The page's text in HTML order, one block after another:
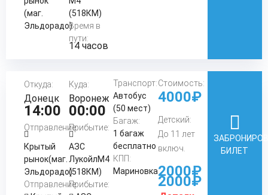
(маг.
Эльдорадо)
(518КМ)
Время в
пути:
14 часов
Откуда:
Донецк
14:00
Отправление:
Крытый
рынок(маг.
Эльдорадо)
Отправление:
Куда:
Воронеж
00:00
Прибытие:
АЗС
ЛукойлМ4
(518КМ)
Прибытие:
Транспорт:
Автобус
(50 мест)
Багаж:
1 багаж
бесплатно
КПП:
Мариновка
Стоимость:
4000₽
Детский:
До 11 лет
включ.
2000₽
2000₽
БИЛЕТ